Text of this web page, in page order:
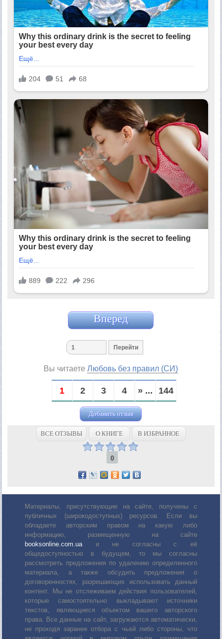
Вперед
Вы читаетеЛюбовь без правил (СИ)
1 2 3 4 » ... 144
Добавить отзыв
ВСЕ ОТЗЫВЫ О КНИГЕ В ИЗБРАННОЕ
0
Материалы, присутствующие на сайте, получены с
публичных (широкодоступных) ресурсов. Если вы
обладаете авторским правом на какую либо
информацию, размещенную на сайте
booksonline.com.uaи не согласны с её
общедоступностью в будущем, то мы согласны
рассмотреть предложения по удалению определенного
материала, а также обсудить предложения о
договоренностях, разрешающих использовать данный
контент. Мы не отслеживаем действия пользователей,
которые самостоятельно выкладывают источники
текстов, являющиеся объектом вашего авторского
права. Все данные на сайт, загружаются автоматически,
не проходя заранее отбора с чьей либо стороны, что